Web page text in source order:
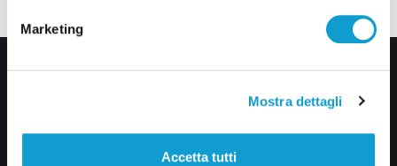
Marketing
Mostra dettagli
Accetta tutti